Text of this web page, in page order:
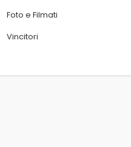
Foto e Filmati
Vincitori